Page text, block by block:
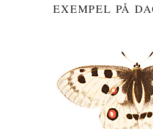
EXEMPEL PÅ